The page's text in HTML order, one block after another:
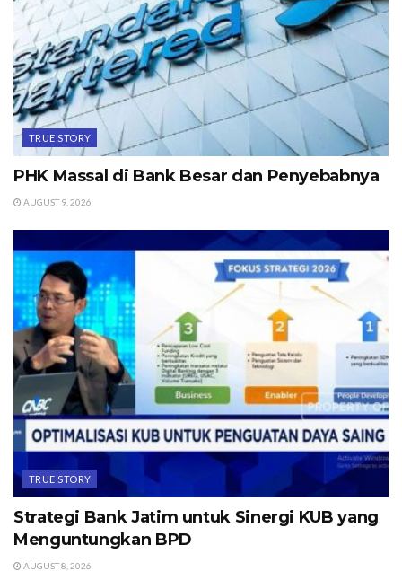
TRUE STORY
PHK Massal di Bank Besar dan Penyebabnya
AUGUST 9, 2026
TRUE STORY
Strategi Bank Jatim untuk Sinergi KUB yang
Menguntungkan BPD
AUGUST 8, 2026